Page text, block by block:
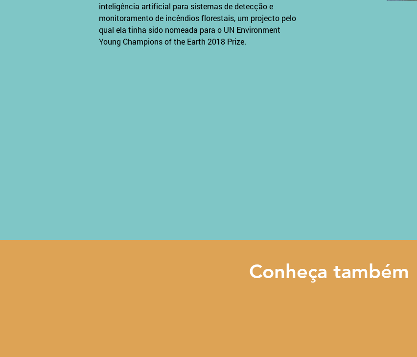
inteligência artificial para sistemas de detecção e
monitoramento de incêndios florestais, um projecto pelo
qual ela tinha sido nomeada para o UN Environment
Young Champions of the Earth 2018 Prize.
Conheça também